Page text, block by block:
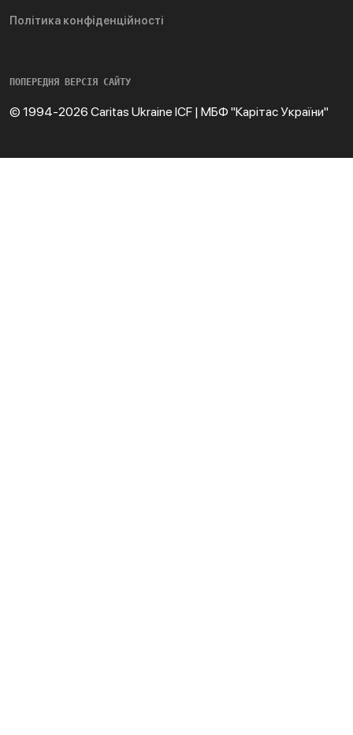
Політика конфіденційності
ПОПЕРЕДНЯ ВЕРСІЯ САЙТУ
© 1994-2026 Caritas Ukraine ICF | МБФ "Карітас України"